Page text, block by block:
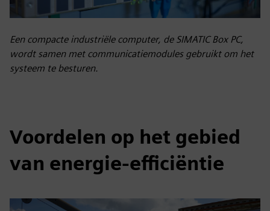
Een compacte industriële computer, de SIMATIC Box PC,
wordt samen met communicatiemodules gebruikt om het
systeem te besturen.
Voordelen op het gebied
van energie-efficiëntie